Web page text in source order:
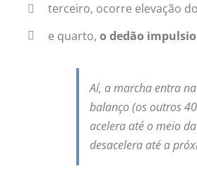
terceiro, ocorre elevação
e quarto,o dedão
Aí, a marcha entra
balanço (os outros
acelera até o meio
desacelera até a